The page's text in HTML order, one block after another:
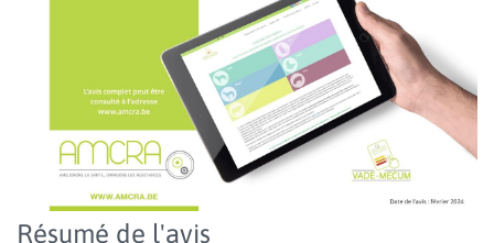
Résumé de l'avis